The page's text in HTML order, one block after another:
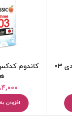
کاندوم کدکس 10 عددی 03
افزودن